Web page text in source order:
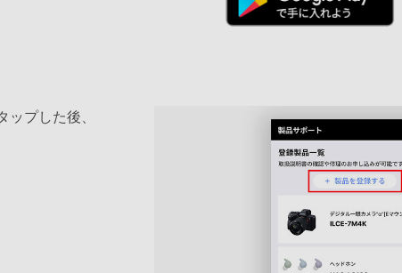
ップした後、